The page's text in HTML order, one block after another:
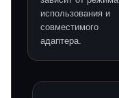
использования и
совместимого
адаптера.